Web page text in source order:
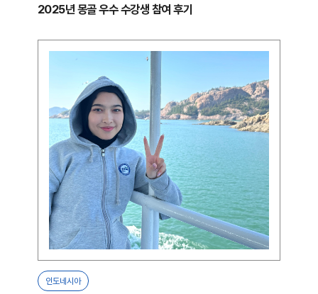
2025년 몽골 우수 수강생 참여 후기
인도네시아